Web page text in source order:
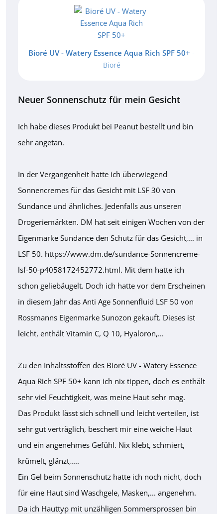
Bioré UV - Watery Essence Aqua Rich SPF 50+ -
Bioré
Neuer Sonnenschutz für mein Gesicht
Ich habe dieses Produkt bei Peanut bestellt und bin
sehr angetan.
In der Vergangenheit hatte ich überwiegend
Sonnencremes für das Gesicht mit LSF 30 von
Sundance und ähnliches. Jedenfalls aus unseren
Drogeriemärkten. DM hat seit einigen Wochen von der
Eigenmarke Sundance den Schutz für das Gesicht,... in
LSF 50. https://www.dm.de/sundance-Sonnencreme-
lsf-50-p4058172452772.html. Mit dem hatte ich
schon geliebäugelt. Doch ich hatte vor dem Erscheinen
in diesem Jahr das Anti Age Sonnenfluid LSF 50 von
Rossmanns Eigenmarke Sunozon gekauft. Dieses ist
leicht, enthält Vitamin C, Q 10, Hyaloron,...
Zu den Inhaltsstoffen des Bioré UV - Watery Essence
Aqua Rich SPF 50+ kann ich nix tippen, doch es enthält
sehr viel Feuchtigkeit, was meine Haut sehr mag.
Das Produkt lässt sich schnell und leicht verteilen, ist
sehr gut verträglich, beschert mir eine weiche Haut
und ein angenehmes Gefühl. Nix klebt, schmiert,
krümelt, glänzt,....
Ein Gel beim Sonnenschutz hatte ich noch nicht, doch
für eine Haut sind Waschgele, Masken,... angenehm.
Da ich Hauttyp mit unzähligen Sommersprossen bin